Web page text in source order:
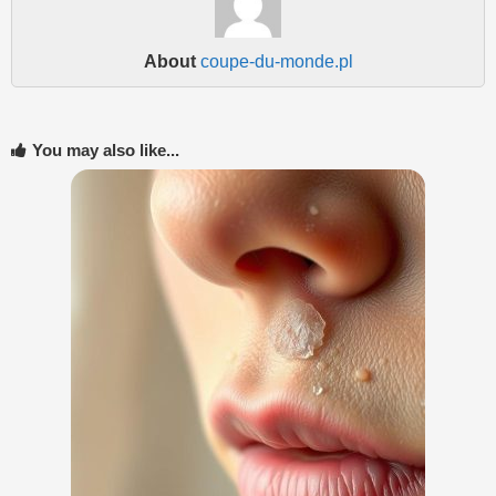
About coupe-du-monde.pl
You may also like...